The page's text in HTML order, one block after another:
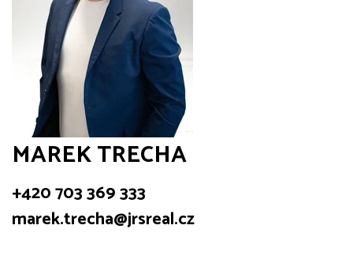
MAREK TRECHA
+420 703 369 333
marek.trecha@jrsreal.cz